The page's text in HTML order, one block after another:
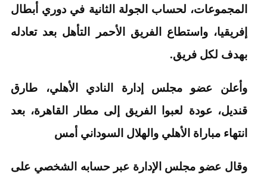
المجموعات، لحساب الجولة الثانية في دوري أبطال
إفريقيا، واستطاع الفريق الأحمر التأهل بعد تعادله
بهدف لكل فريق.
وأعلن عضو مجلس إدارة النادي الأهلي، طارق
قنديل، عودة لعبوا الفريق إلى مطار القاهرة، بعد
انتهاء مباراة الأهلي والهلال السوداني أمس
وقال عضو مجلس الإدارة عبر حسابه الشخصي على